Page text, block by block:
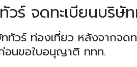
วร์ จดทะเบียนบริษั
ทัวร์ ท่องเที่ยว หลังจากจด
อนขอใบอนุญาติ ททท.